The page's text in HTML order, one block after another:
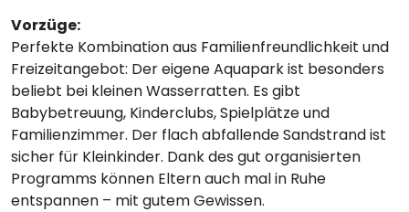
Vorzüge:
Perfekte Kombination aus Familienfreundlichkeit und
Freizeitangebot: Der eigene Aquapark ist besonders
beliebt bei kleinen Wasserratten. Es gibt
Babybetreuung, Kinderclubs, Spielplätze und
Familienzimmer. Der flach abfallende Sandstrand ist
sicher für Kleinkinder. Dank des gut organisierten
Programms können Eltern auch mal in Ruhe
entspannen – mit gutem Gewissen.